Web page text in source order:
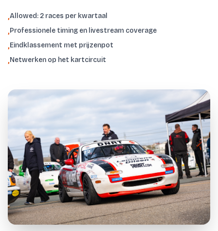
,Allowed: 2 races per kwartaal
,Professionele timing en livestream coverage
,Eindklassement met prijzenpot
,Netwerken op het kartcircuit